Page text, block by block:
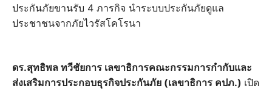
ประกันภัยขานรับ 4 ภารกิจ นำระบบประกันภัยดูแล
ประชาชนจากภัยไวรัสโคโรนา
ดร.สุทธิพล ทวีชัยการ เลขาธิการคณะกรรมการกำกับและ
ส่งเสริมการประกอบธุรกิจประกันภัย (เลขาธิการ คปภ.) เปิด